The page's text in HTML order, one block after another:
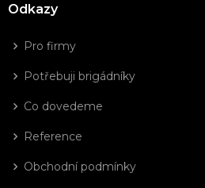
Odkazy
Pro firmy
Potřebuji brigádníky
Co dovedeme
Reference
Obchodní podmínky